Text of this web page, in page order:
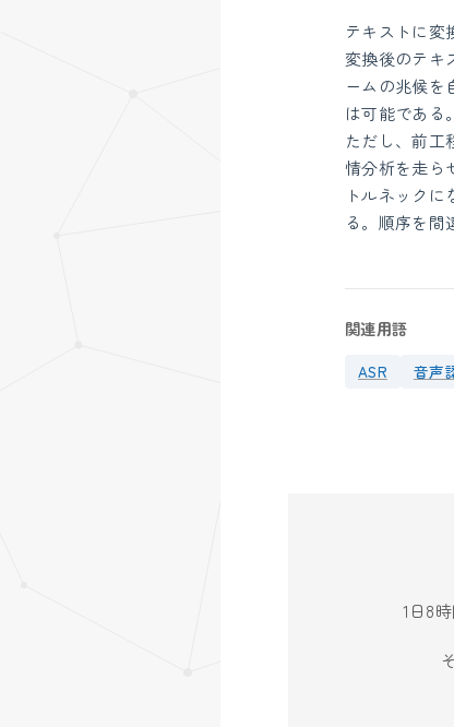
テキストに変
変換後のテキ
ームの兆候を
は可能である。
ただし、前工
情分析を走ら
トルネック
る。順序を間
関連用語
ASR 音声
1日8